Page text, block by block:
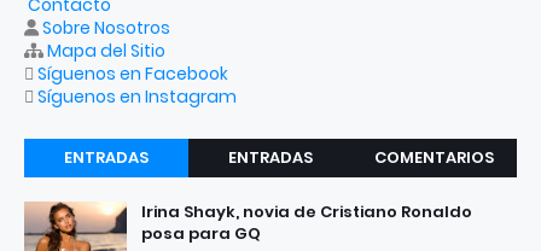
Contacto
Sobre Nosotros
Mapa del Sitio
Síguenos en Facebook
Síguenos en Instagram
ENTRADAS
RECIENTES
ENTRADAS
COMENTARIOS
Irina Shayk, novia de Cristiano Ronaldo
posa para GQ